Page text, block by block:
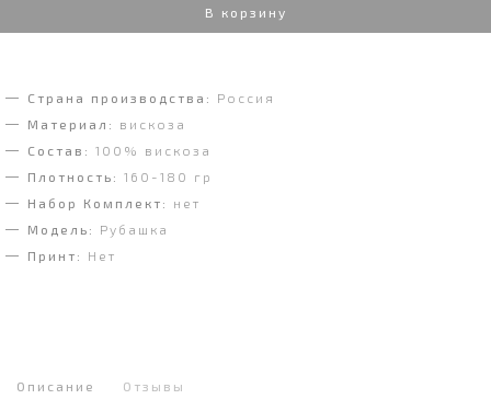
В корзину
Страна производства:
Россия
Материал:
вискоза
Состав: 100% вискоза
Плотность: 160-180 гр
Набор Комплект:
нет
Модель:
Рубашка
Принт:
Нет
Описание Отзывы